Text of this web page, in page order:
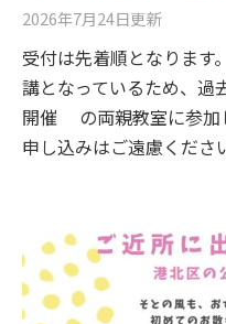
2026年7月24日更新
受付は先着順となりま
講となっているため、過
開催 の両親教室に参加
申し込みはご遠慮くだ